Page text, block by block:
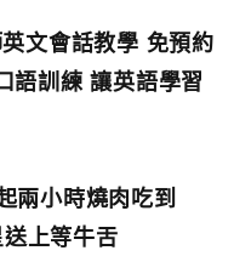
文會話教學 免預約
語訓練 讓英語學習
兩小時燒肉吃到
上等牛舌